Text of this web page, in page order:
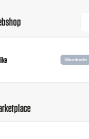
Uitverkocht